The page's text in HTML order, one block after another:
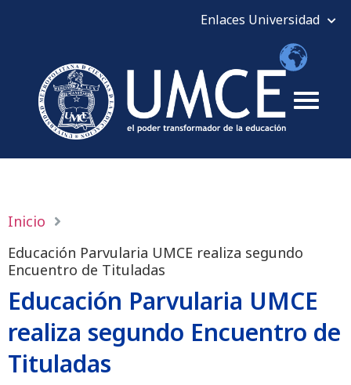
Inicio
Educación Parvularia UMCE realiza segundo
Encuentro de Tituladas
Educación Parvularia UMCE
realiza segundo Encuentro de
Tituladas